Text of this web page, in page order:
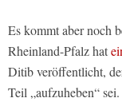
Es kommt aber noch
Rheinland-Pfalz hat
Ditib veröffentlicht,
Teil „aufzuheben“